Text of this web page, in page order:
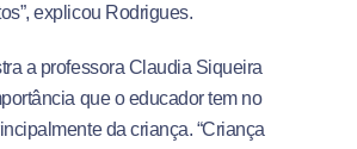
explicou Rodrigues.
a professora Claudia Siqueira
que o educador tem no
da criança. “Criança